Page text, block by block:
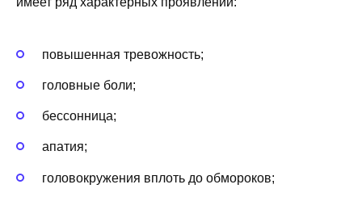
повышенная тревожность;
головные боли;
бессонница;
апатия;
головокружения вплоть до обмороков;